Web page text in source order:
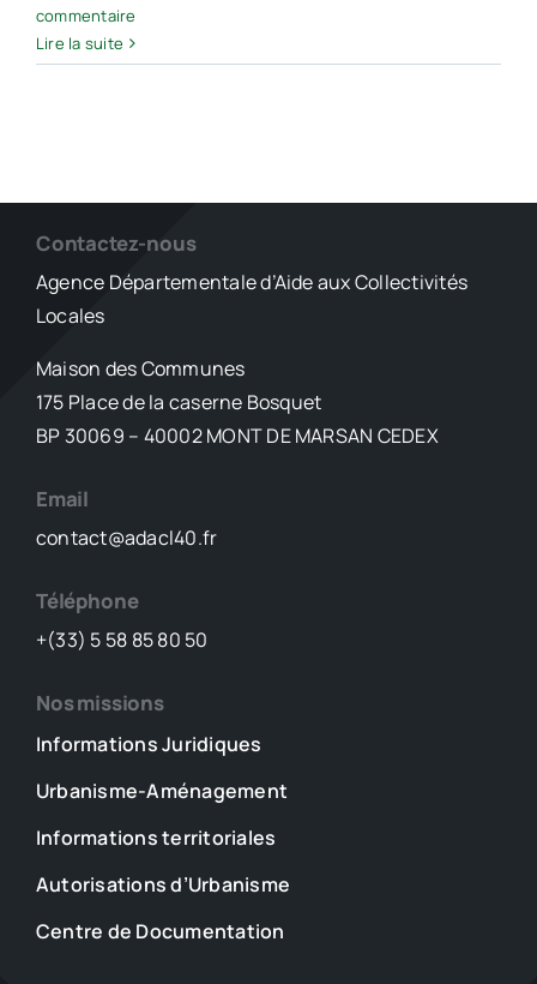
commentaire
Lire la suite
Contactez-nous
Agence Départementale d’Aide aux Collectivités
Locales
Maison des Communes
175 Place de la caserne Bosquet
BP 30069 – 40002 MONT DE MARSAN CEDEX
Email
contact@adacl40.fr
Téléphone
+(33) 5 58 85 80 50
Nos missions
Informations Juridiques
Urbanisme-Aménagement
Informations territoriales
Autorisations d’Urbanisme
Centre de Documentation